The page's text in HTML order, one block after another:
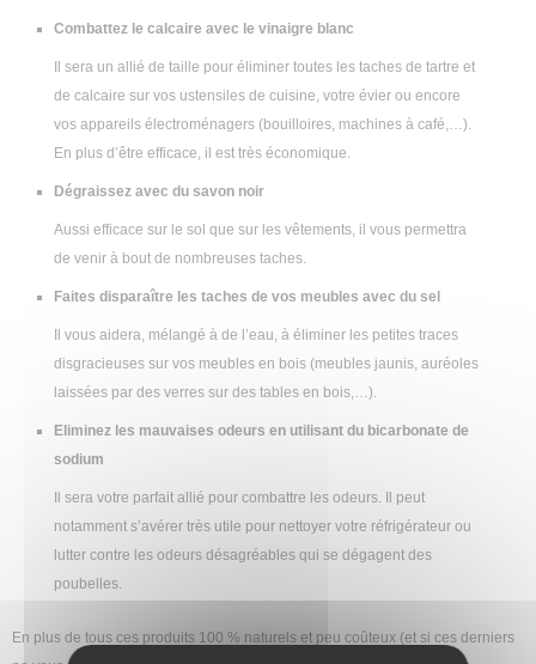
Combattez le calcaire avec le vinaigre blanc
Il sera un allié de taille pour éliminer toutes les taches de tartre et
de calcaire sur vos ustensiles de cuisine, votre évier ou encore
vos appareils électroménagers (bouilloires, machines à café,…).
En plus d’être efficace, il est très économique.
Dégraissez avec du savon noir
Aussi efficace sur le sol que sur les vêtements, il vous permettra
de venir à bout de nombreuses taches.
Faites disparaître les taches de vos meubles avec du sel
Il vous aidera, mélangé à de l’eau, à éliminer les petites traces
disgracieuses sur vos meubles en bois (meubles jaunis, auréoles
laissées par des verres sur des tables en bois,…).
Eliminez les mauvaises odeurs en utilisant du bicarbonate de
sodium
Il sera votre parfait allié pour combattre les odeurs. Il peut
notamment s’avérer très utile pour nettoyer votre réfrigérateur ou
lutter contre les odeurs désagréables qui se dégagent des
poubelles.
En plus de tous ces produits 100 % naturels et peu coûteux (et si ces derniers